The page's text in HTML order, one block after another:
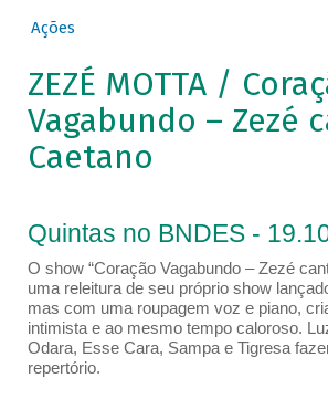
Ações
ZEZÉ MOTTA /
Vagabundo – Zezé
Caetano
Quintas no BNDES -
O show “Coração Vagabundo – Zezé
uma releitura de seu próprio show
mas com uma roupagem voz e piano,
intimista e ao mesmo tempo caloroso.
Odara, Esse Cara, Sampa e Tigresa
repertório.